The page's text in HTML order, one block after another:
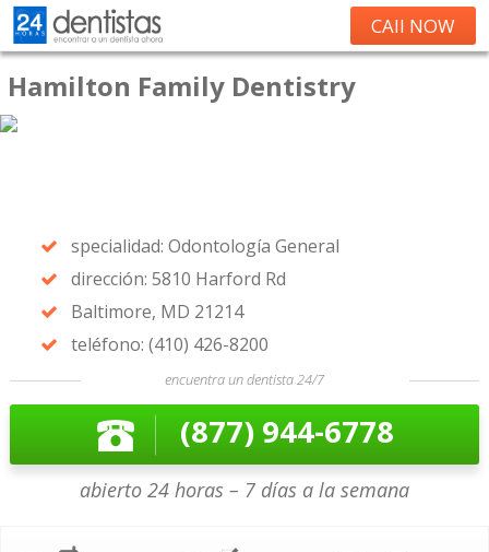
CAll NOW
Hamilton Family Dentistry
specialidad: Odontología General
dirección: 5810 Harford Rd
Baltimore, MD 21214
teléfono: (410) 426-8200
encuentra un dentista 24/7
(877) 944-6778
abierto 24 horas – 7 días a la semana